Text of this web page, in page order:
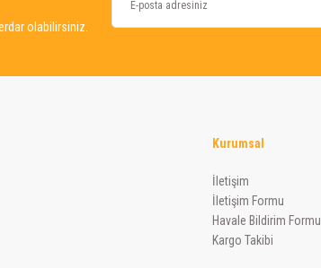
Gönder
olabilirsiniz.
Kurumsal
İletişim
İletişim Formu
Havale Bildirim Formu
Kargo Takibi